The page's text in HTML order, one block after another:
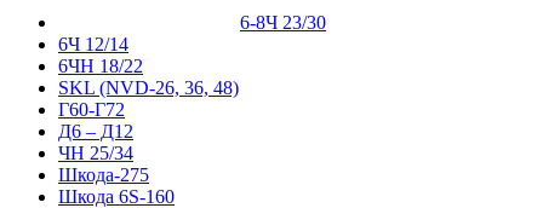
6-8Ч 23/30
6Ч 12/14
6ЧН 18/22
SKL (NVD-26, 36, 48)
Г60-Г72
Д6 – Д12
ЧН 25/34
Шкода-275
Шкода 6S-160